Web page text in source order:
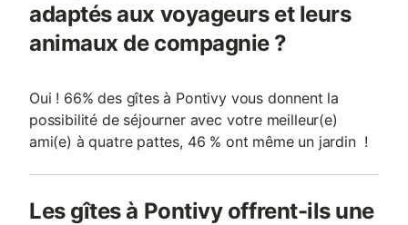
adaptés aux voyageurs et leurs
animaux de compagnie ?
Oui ! 66% des gîtes à Pontivy vous donnent la
possibilité de séjourner avec votre meilleur(e)
ami(e) à quatre pattes, 46 % ont même un jardin !
Les gîtes à Pontivy offrent-ils une